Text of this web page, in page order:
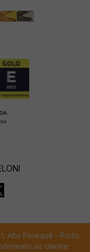
Alto Perequê - Porto
ao cliente: